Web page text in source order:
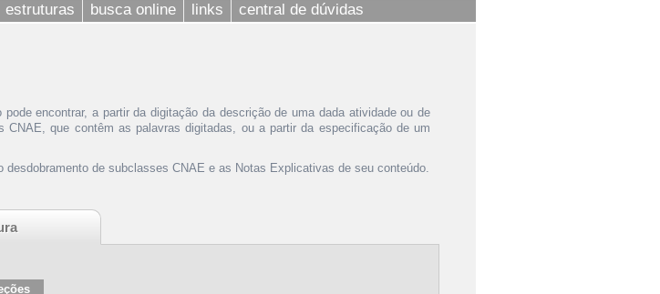
estruturas busca online links central de dúvidas
encontrar, a partir da digitação da descrição de uma dada atividade ou de
que contêm as palavras digitadas, ou a partir da especificação de um
de subclasses CNAE e as Notas Explicativas de seu conteúdo.